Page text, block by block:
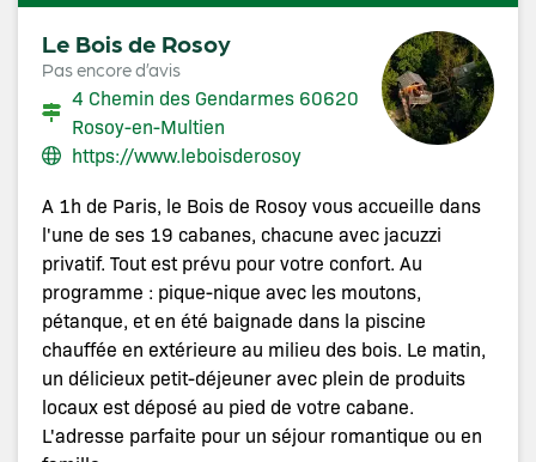
Le Bois de Rosoy
Pas encore d’avis
4 Chemin des Gendarmes 60620
Rosoy-en-Multien
https://www.leboisderosoy
A 1h de Paris, le Bois de Rosoy vous accueille dans
l'une de ses 19 cabanes, chacune avec jacuzzi
privatif. Tout est prévu pour votre confort. Au
programme : pique-nique avec les moutons,
pétanque, et en été baignade dans la piscine
chauffée en extérieure au milieu des bois. Le matin,
un délicieux petit-déjeuner avec plein de produits
locaux est déposé au pied de votre cabane.
L'adresse parfaite pour un séjour romantique ou en